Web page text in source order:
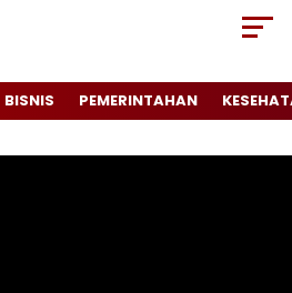
BISNIS PEMERINTAHAN